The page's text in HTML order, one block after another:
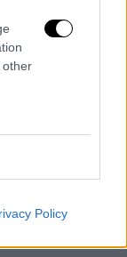
other
Policy
της
τη
σε
are